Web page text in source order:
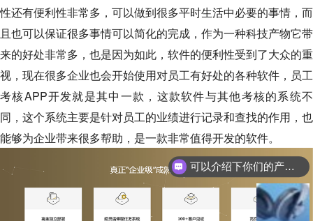
性还有便利性非常多，可以做到很多平时生活中必要的事情，而
且也可以保证很多事情可以简化的完成，作为一种科技产物它带
来的好处非常多，也是因为如此，软件的便利性受到了大众的重
视，现在很多企业也会开始使用对员工有好处的各种软件，员工
考核APP开发就是其中一款，这款软件与其他考核的系统不
同，这个系统主要是针对员工的业绩进行记录和查找的作用，也
能够为企业带来很多帮助，是一款非常值得开发的软件。
可以介绍下你们的产品么？